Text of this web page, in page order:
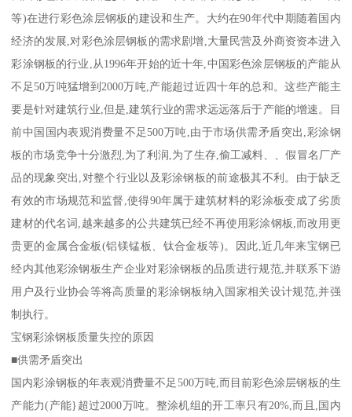
等)在进行彩色涂层钢板的建设和生产。大约在90年代中期随着国内
经济的发展,对彩色涂层钢板的需求剧增,大量民营及外商资资本进入
彩涂钢板的行业,从1996年开始的近十年,中国彩色涂层钢板的产能从
不足50万吨猛增到2000万吨,产能超过近四十年的总和。这些产能主
要是针对建筑行业,但是,建筑行业的需求远远落后于产能的增速。目
前中国国内表观消费量不足500万吨,由于市场供需矛盾突出,彩涂钢
板的市场竞争十分激烈,为了利润,为了生存,偷工减料、、假冒名厂产
品的现象突出,对整个行业以及彩涂钢板的前途极其不利。由于缺乏
有效的市场规范和监督,使得90年属于建筑材料的彩涂板变成了劣质
建材的代名词,越来越多的公共建筑已经不再使用彩涂钢板,而改用更
贵更的金属合金板(铝镁锰板、钛合金板等)。因此,近几年来宝钢已
经内其他彩涂钢板生产企业对彩涂钢板的品质进行规范,并联系下游
用户及行业协会等将高质量的彩涂钢板纳入国家相关设计规范,并强
制执行。
宝钢彩涂钢板质量失控的原因
■供需矛盾突出
国内彩涂钢板的年表观消费量不足500万吨,而目前彩色涂层钢板的生
产能力(产能}超过2000万吨。整涂机组的开工率只有20%,而且,国内